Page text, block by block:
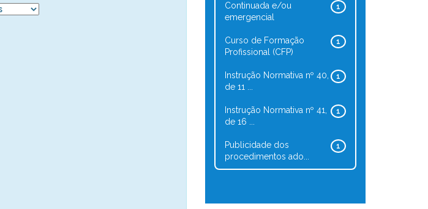
1
Continuada e/ou
emergencial
1
Curso de Formação
Profissional (CFP)
1
Instrução Normativa nº 40,
de 11 ...
1
Instrução Normativa nº 41,
de 16 ...
1
Publicidade dos
procedimentos ado...